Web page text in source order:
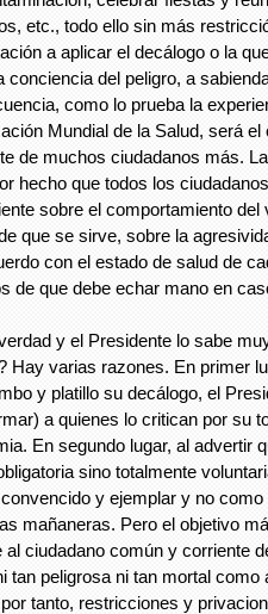
etc., todo ello sin más
a aplicar el decálogo o la
conciencia del peligro, a
como lo prueba la
Mundial de la Salud, será el
de muchos ciudadanos más.
hecho que todos los
sobre el comportamiento del
que se sirve, sobre la
con el estado de salud de
de que debe echar mano en
y el Presidente lo sabe
Hay varias razones. En primer
y platillo su decálogo, el
a quienes lo critican por su
En segundo lugar, al advertir
sino totalmente
y ejemplar y no como
mañaneras. Pero el objetivo
al ciudadano común y corriente
tan peligrosa ni tan mortal como
tanto, restricciones y